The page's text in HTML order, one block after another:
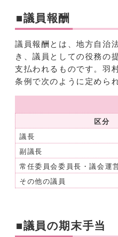
■議員報酬
議員報酬とは、地方自治
き、議員としての役務の
支払われるものです。羽
条例で次のように定めら
区分
議長
副議長
常任委員会委員長・議会運
その他の議員
■議員の期末手当